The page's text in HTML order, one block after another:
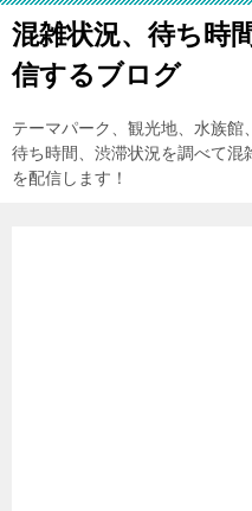
混雑状況、待ち時
信するブログ
テーマパーク、観光地、水族館
待ち時間、渋滞状況を調べて混
を配信します！